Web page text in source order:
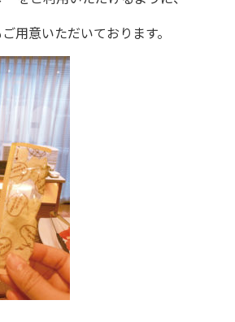
用意いただいております。